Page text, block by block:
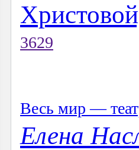
3629
Весь мир —
Елена